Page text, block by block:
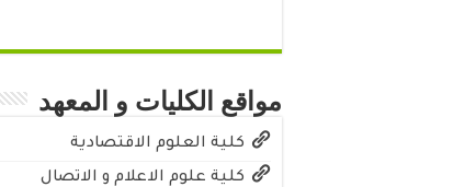
مواقع الكليات و المعهد
كلية العلوم الاقتصادية
كلية علوم الاعلام و الاتصال